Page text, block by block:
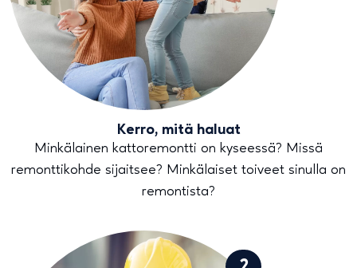
Kerro, mitä haluat
Minkälainen kattoremontti on kyseessä? Missä
remonttikohde sijaitsee? Minkälaiset toiveet sinulla on
remontista?